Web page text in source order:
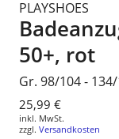
PLAYSHOES
50+, rot
Gr. 98/104 -
Normaler
Preis
25,99 €
inkl. MwSt.
zzgl. Versandkosten